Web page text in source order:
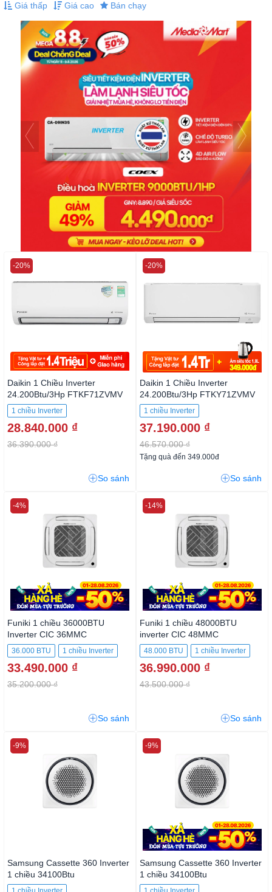
Giá thấp Giá cao Bán chạy
Daikin 1 Chiều Inverter
24.200Btu/3Hp FTKF71ZVMV
1 chiều Inverter
28.840.000 ₫
36.390.000 ₫
-20%
So sánh
Daikin 1 Chiều Inverter
24.200Btu/3Hp FTKY71ZVMV
1 chiều Inverter
37.190.000 ₫
46.570.000 ₫
-20%
Tặng quà đến 349.000đ
So sánh
Funiki 1 chiều 36000BTU
Inverter CIC 36MMC
36.000 BTU 1 chiều Inverter
33.490.000 ₫
35.200.000 ₫
-4%
So sánh
Funiki 1 chiều 48000BTU
inverter CIC 48MMC
48.000 BTU 1 chiều Inverter
36.990.000 ₫
43.500.000 ₫
-14%
So sánh
Samsung Cassette 360 Inverter
1 chiều 34100Btu
AC100TN4PKC/EA
-9%
Samsung Cassette 360 Inverter
1 chiều 34100Btu
AC100TN4PKC3/EA 3 pha
-9%